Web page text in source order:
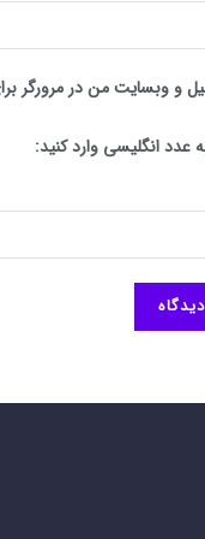
و وبسایت من در مرورگر
عدد انگلیسی وارد کنید: